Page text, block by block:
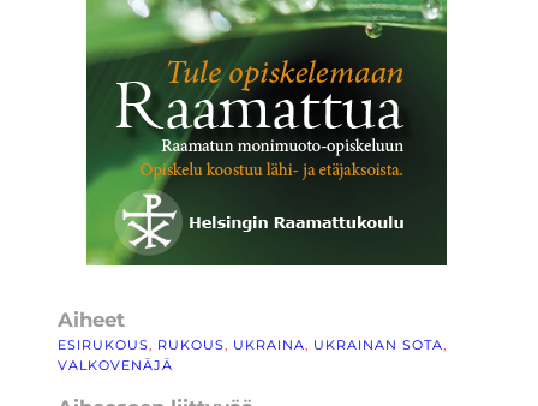
Aiheet
ESIRUKOUS, RUKOUS, UKRAINA, UKRAINAN SOTA
VALKOVENÄJÄ